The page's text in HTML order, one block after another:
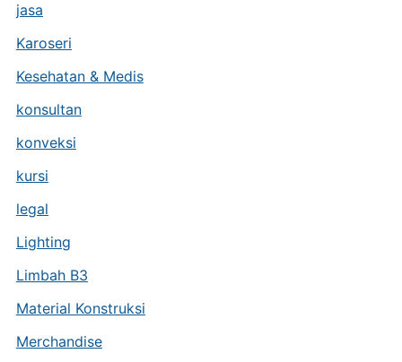
jasa
Karoseri
Kesehatan & Medis
konsultan
konveksi
kursi
legal
Lighting
Limbah B3
Material Konstruksi
Merchandise